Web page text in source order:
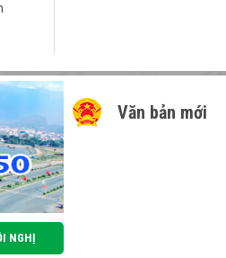
NGHỊ
Văn bản mới